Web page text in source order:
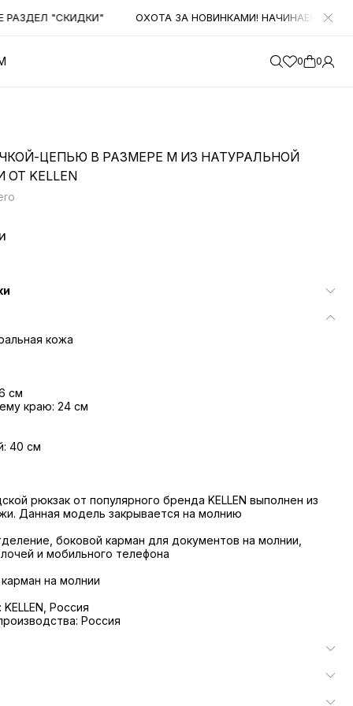
"СКИДКИ" ОХОТА ЗА НОВИНКАМИ! НАЧИНАЕМ
0 0
ЦЕПЬЮ В РАЗМЕРЕ М ИЗ НАТУРАЛЬНОЙ
KELLEN
кожа
см
краю: 24 см
40 см
рюкзак от популярного бренда KELLEN выполнен из
Данная модель закрывается на молнию
боковой карман для документов на молнии,
и мобильного телефона
на молнии
Россия
Россия